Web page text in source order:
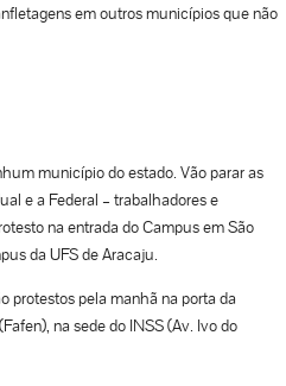
em outros municípios que não
município do estado. Vão parar as
e a Federal – trabalhadores e
na entrada do Campus em São
da UFS de Aracaju.
protestos pela manhã na porta da
na sede do INSS (Av. Ivo do